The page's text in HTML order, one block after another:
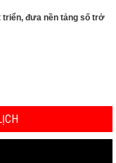
triển, đưa nền tảng số trở